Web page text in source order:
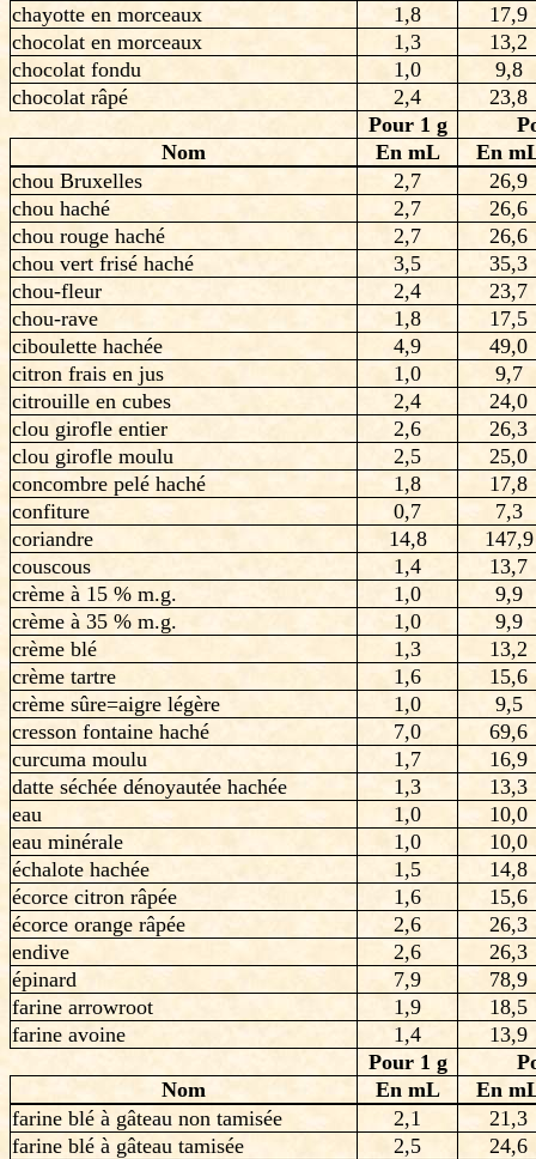
chayotte en morceaux
1,8
17,9
chocolat en morceaux
1,3
13,2
chocolat fondu
1,0
9,8
chocolat râpé
2,4
23,8
Pour 1 g
Nom
En mL
En
chou Bruxelles
2,7
26,9
chou haché
2,7
26,6
chou rouge haché
2,7
26,6
chou vert frisé haché
3,5
35,3
chou-fleur
2,4
23,7
chou-rave
1,8
17,5
ciboulette hachée
4,9
49,0
citron frais en jus
1,0
9,7
citrouille en cubes
2,4
24,0
clou girofle entier
2,6
26,3
clou girofle moulu
2,5
25,0
concombre pelé haché
1,8
17,8
confiture
0,7
7,3
coriandre
14,8
147,9
couscous
1,4
13,7
crème à 15 % m.g.
1,0
9,9
crème à 35 % m.g.
1,0
9,9
crème blé
1,3
13,2
crème tartre
1,6
15,6
crème sûre=aigre légère
1,0
9,5
cresson fontaine haché
7,0
69,6
curcuma moulu
1,7
16,9
datte séchée dénoyautée hachée
1,3
13,3
eau
1,0
10,0
eau minérale
1,0
10,0
échalote hachée
1,5
14,8
écorce citron râpée
1,6
15,6
écorce orange râpée
2,6
26,3
endive
2,6
26,3
épinard
7,9
78,9
farine arrowroot
1,9
18,5
farine avoine
1,4
13,9
Pour 1 g
Nom
En mL
En
farine blé à gâteau non tamisée
2,1
21,3
farine blé à gâteau tamisée
2,5
24,6